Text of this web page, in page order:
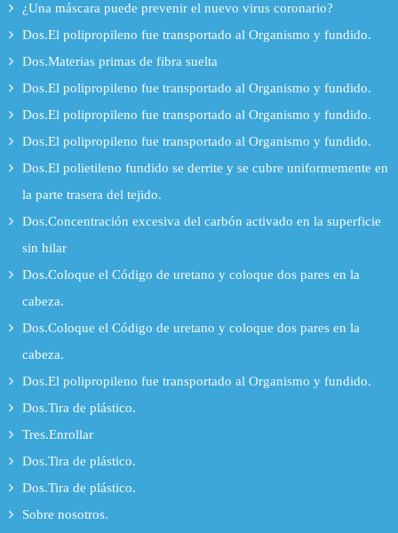
¿Una máscara puede prevenir el nuevo virus coronario?
Dos.El polipropileno fue transportado al Organismo y fundido.
Dos.Materias primas de fibra suelta
Dos.El polipropileno fue transportado al Organismo y fundido.
Dos.El polipropileno fue transportado al Organismo y fundido.
Dos.El polipropileno fue transportado al Organismo y fundido.
Dos.El polietileno fundido se derrite y se cubre uniformemente en
la parte trasera del tejido.
Dos.Concentración excesiva del carbón activado en la superficie
sin hilar
Dos.Coloque el Código de uretano y coloque dos pares en la
cabeza.
Dos.Coloque el Código de uretano y coloque dos pares en la
cabeza.
Dos.El polipropileno fue transportado al Organismo y fundido.
Dos.Tira de plástico.
Tres.Enrollar
Dos.Tira de plástico.
Dos.Tira de plástico.
Sobre nosotros.